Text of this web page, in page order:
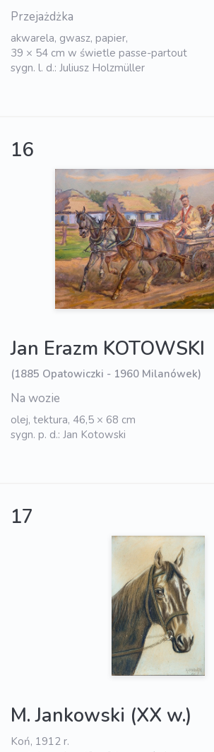
Przejażdżka
akwarela, gwasz, papier,
39 × 54 cm w świetle passe-partout
sygn. l. d.: Juliusz Holzmüller
16
Jan Erazm KOTOWSKI
(1885 Opatowiczki - 1960 Milanówek)
Na wozie
olej, tektura, 46,5 × 68 cm
sygn. p. d.: Jan Kotowski
17
M. Jankowski (XX w.)
Koń, 1912 r.